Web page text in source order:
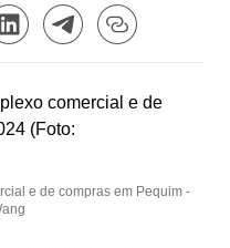
e de compras em Pequim -